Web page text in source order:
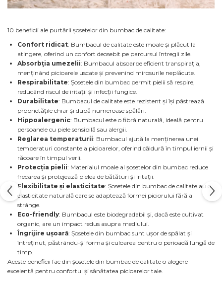
10 beneficii ale purtării șosetelor din bumbac de calitate:
Confort ridicat: Bumbacul de calitate este moale și plăcut la
atingere, oferind un confort deosebit pe parcursul întregii zile.
Absorbția umezelii: Bumbacul absoarbe eficient transpirația,
menținând picioarele uscate și prevenind mirosurile neplăcute.
Respirabilitate: Șosetele din bumbac permit pielii să respire,
reducând riscul de iritații și infecții fungice.
Durabilitate: Bumbacul de calitate este rezistent și își păstrează
proprietățile chiar și după numeroase spălări.
Hippoalergenic: Bumbacul este o fibră naturală, ideală pentru
persoanele cu piele sensibilă sau alergii.
Reglarea temperaturii: Bumbacul ajută la menținerea unei
temperaturi constante a picioarelor, oferind căldură în timpul iernii și
răcoare în timpul verii.
Protecția pielii: Materialul moale al șosetelor din bumbac reduce
frecarea și protejează pielea de bătături și iritații.
Flexibilitate și elasticitate: Șosetele din bumbac de calitate au o
elasticitate naturală care se adaptează formei piciorului fără a
strânge.
Eco-friendly: Bumbacul este biodegradabil și, dacă este cultivat
organic, are un impact redus asupra mediului.
Îngrijire ușoară: Șosetele din bumbac sunt ușor de spălat și
întreținut, păstrându-și forma și culoarea pentru o perioadă lungă de
timp.
Aceste beneficii fac din șosetele din bumbac de calitate o alegere
excelentă pentru confortul și sănătatea picioarelor tale.